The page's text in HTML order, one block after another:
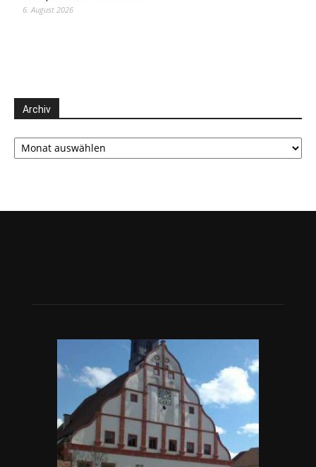
6. August 2026
Archiv
Archiv